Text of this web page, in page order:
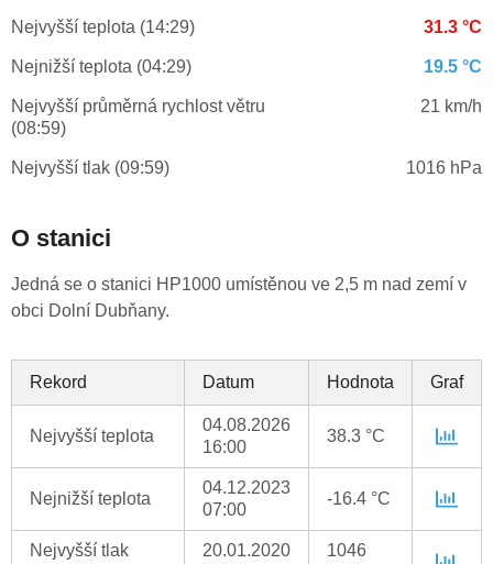
Nejvyšší teplota (14:29) 31.3 °C
Nejnižší teplota (04:29) 19.5 °C
Nejvyšší průměrná rychlost větru
(08:59)
21 km/h
Nejvyšší tlak (09:59) 1016 hPa
O stanici
Jedná se o stanici HP1000 umístěnou ve 2,5 m nad zemí v
obci Dolní Dubňany.
Rekord Datum Hodnota Graf
Nejvyšší teplota
04.08.2026
16:00
38.3 °C
Nejnižší teplota
04.12.2023
07:00
-16.4 °C
Nejvyšší tlak
20.01.2020
1046